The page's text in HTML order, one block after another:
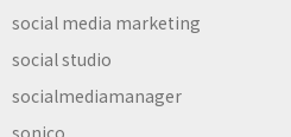
social media marketing
social studio
socialmediamanager